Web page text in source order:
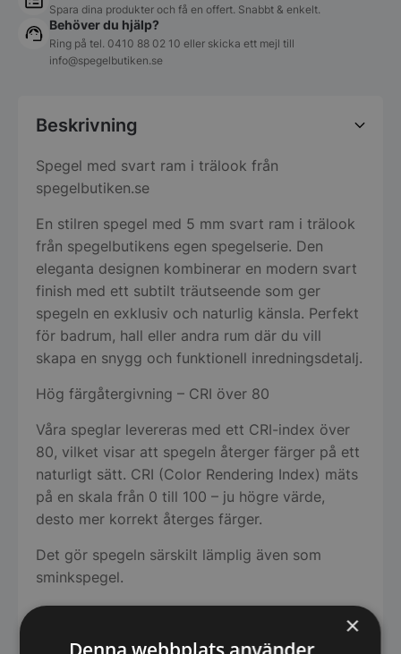
Spara dina produkter och få en offert. Snabbt & enkelt.
Behöver du hjälp?
Ring på tel. 0410 88 02 10 eller skicka ett mejl till
info@spegelbutiken.se
Beskrivning
Spegel med svart ram i trälook från
spegelbutiken.se
En stilren spegel med 5 mm svart ram i trälook
från spegelbutikens egen spegelserie. Den
eleganta designen kombinerar en modern svart
finish med ett subtilt träutseende som ger
spegeln en exklusiv och naturlig känsla. Perfekt
för badrum, hall eller andra rum där du vill
skapa en snygg och funktionell inredningsdetalj.
Hög färgåtergivning – CRI över 80
Våra speglar levereras med ett CRI-index över
80, vilket visar att spegeln återger färger på ett
naturligt sätt. CRI (Color Rendering Index) mäts
på en skala från 0 till 100 – ju högre värde,
desto mer korrekt återges färger.
Det gör spegeln särskilt lämplig även som
sminkspegel.
Perfekt för flera rum i hemmet
Den stilrena designen gör spegeln enkel att
×